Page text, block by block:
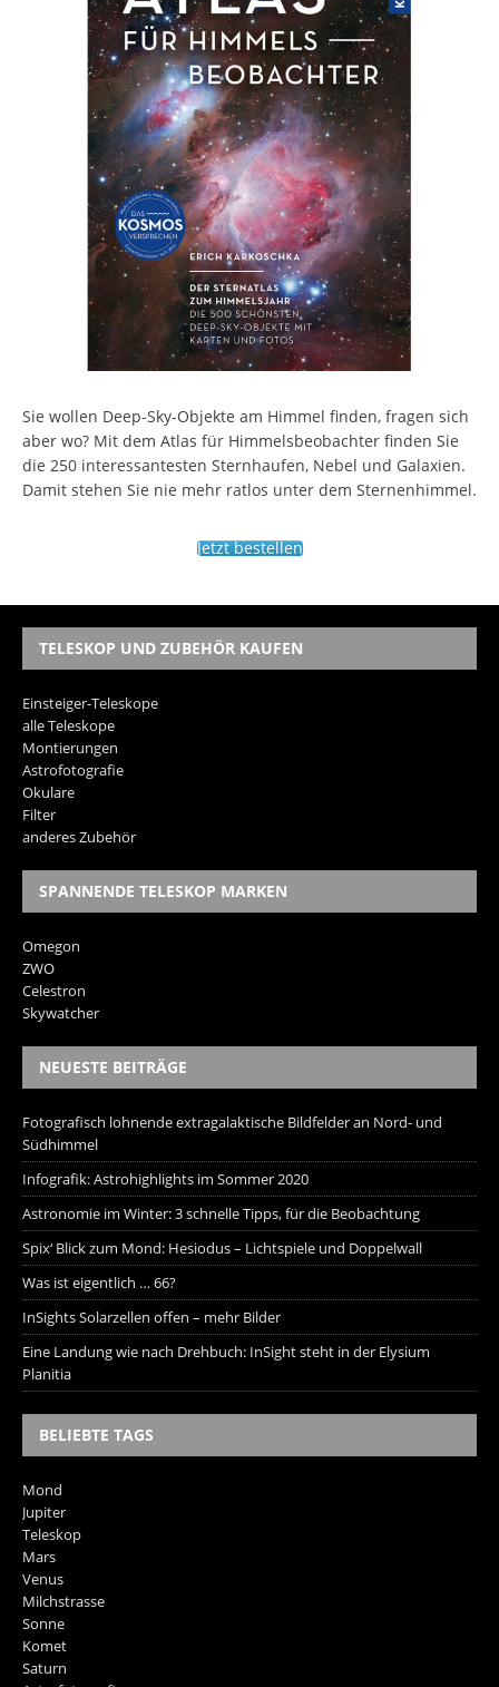
Sie wollen Deep-Sky-Objekte am Himmel finden, fragen sich
aber wo? Mit dem Atlas für Himmelsbeobachter finden Sie
die 250 interessantesten Sternhaufen, Nebel und Galaxien.
Damit stehen Sie nie mehr ratlos unter dem Sternenhimmel.
Jetzt bestellen
TELESKOP UND ZUBEHÖR KAUFEN
Einsteiger-Teleskope
alle Teleskope
Montierungen
Astrofotografie
Okulare
Filter
anderes Zubehör
SPANNENDE TELESKOP MARKEN
Omegon
ZWO
Celestron
Skywatcher
NEUESTE BEITRÄGE
Fotografisch lohnende extragalaktische Bildfelder an Nord- und
Südhimmel
Infografik: Astrohighlights im Sommer 2020
Astronomie im Winter: 3 schnelle Tipps, für die Beobachtung
Spix‘ Blick zum Mond: Hesiodus – Lichtspiele und Doppelwall
Was ist eigentlich … 66?
InSights Solarzellen offen – mehr Bilder
Eine Landung wie nach Drehbuch: InSight steht in der Elysium
Planitia
BELIEBTE TAGS
Mond
Jupiter
Teleskop
Mars
Venus
Milchstrasse
Sonne
Komet
Saturn